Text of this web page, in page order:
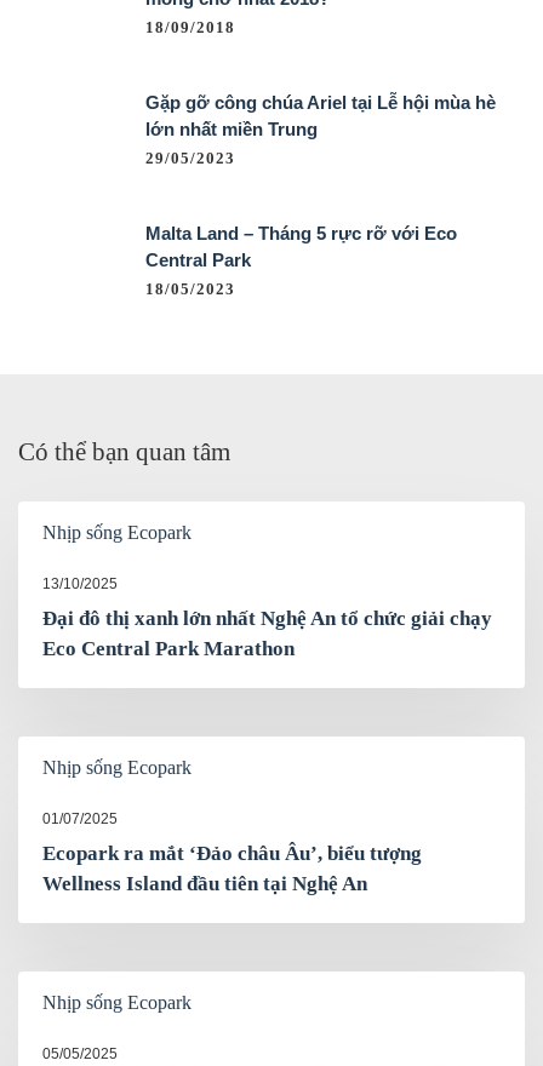
18/09/2018
Gặp gỡ công chúa Ariel tại Lễ hội mùa hè
lớn nhất miền Trung
29/05/2023
Malta Land – Tháng 5 rực rỡ với Eco
Central Park
18/05/2023
Có thể bạn quan tâm
Nhịp sống Ecopark
13/10/2025
Đại đô thị xanh lớn nhất Nghệ An tổ chức giải chạy
Eco Central Park Marathon
Nhịp sống Ecopark
01/07/2025
Ecopark ra mắt ‘Đảo châu Âu’, biểu tượng
Wellness Island đầu tiên tại Nghệ An
Nhịp sống Ecopark
05/05/2025